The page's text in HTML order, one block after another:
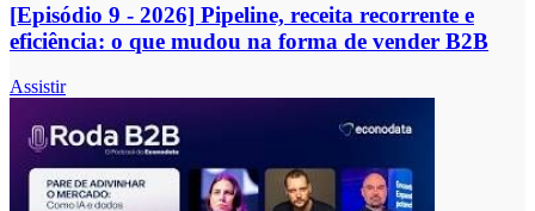
[Episódio 9 - 2026] Pipeline, receita recorrente e
eficiência: o que mudou na forma de vender B2B
Assistir